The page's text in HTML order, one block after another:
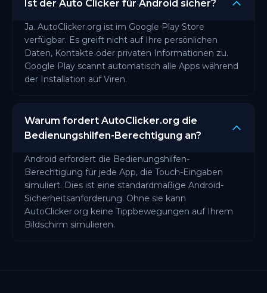
Ist der Auto Clicker für Android sicher?
Ja. AutoClicker.org ist im Google Play Store
verfügbar. Es greift nicht auf Ihre persönlichen
Daten, Kontakte oder privaten Informationen zu.
Google Play scannt automatisch alle Apps während
der Installation auf Viren.
Warum fordert AutoClicker.org die
Bedienungshilfen-Berechtigung an?
Android erfordert die Bedienungshilfen-
Berechtigung für jede App, die Touch-Eingaben
simuliert. Dies ist eine standardmäßige Android-
Sicherheitsanforderung. Ohne sie kann
AutoClicker.org keine Tippbewegungen auf Ihrem
Bildschirm simulieren.